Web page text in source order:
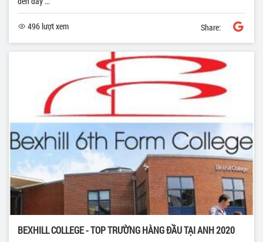
496 lượt xem Share:
BEXHILL COLLEGE - TOP TRƯỜNG HÀNG ĐẦU TẠI ANH 2020